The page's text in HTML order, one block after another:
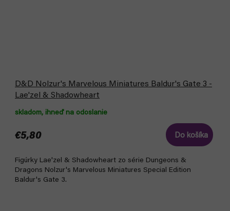
D&D Nolzur's Marvelous Miniatures Baldur's Gate 3 -
Lae'zel & Shadowheart
skladom, ihneď na odoslanie
€5,80 Do košíka
Figúrky Lae'zel & Shadowheart zo série Dungeons &
Dragons Nolzur's Marvelous Miniatures Special Edition
Baldur's Gate 3.